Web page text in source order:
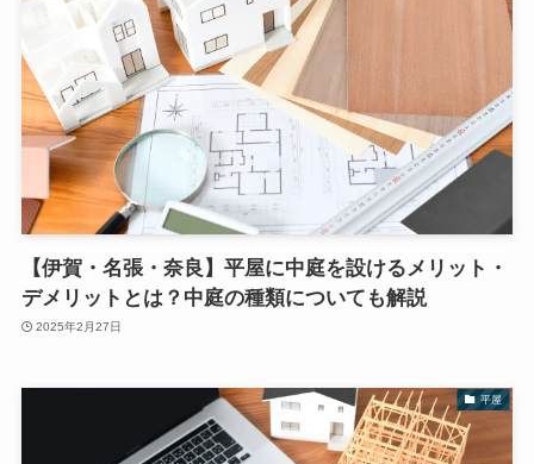
【伊賀・名張・奈良】平屋に中庭を設けるメリット・
デメリットとは？中庭の種類についても解説
2025年2月27日
平屋